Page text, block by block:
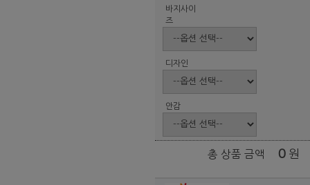
바지사이
즈
디자인
안감
총 상품 금액 0 원